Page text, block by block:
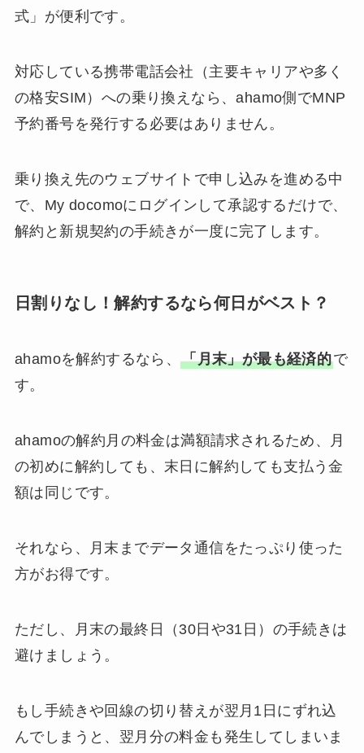
式」が便利です。
対応している携帯電話会社（主要キャリアや多く
の格安SIM）への乗り換えなら、ahamo側でMNP
予約番号を発行する必要はありません。
乗り換え先のウェブサイトで申し込みを進める中
で、My docomoにログインして承認するだけで、
解約と新規契約の手続きが一度に完了します。
日割りなし！解約するなら何日がベスト？
ahamoを解約するなら、「月末」が最も経済的で
す。
ahamoの解約月の料金は満額請求されるため、月
の初めに解約しても、末日に解約しても支払う金
額は同じです。
それなら、月末までデータ通信をたっぷり使った
方がお得です。
ただし、月末の最終日（30日や31日）の手続きは
避けましょう。
もし手続きや回線の切り替えが翌月1日にずれ込
んでしまうと、翌月分の料金も発生してしまいま